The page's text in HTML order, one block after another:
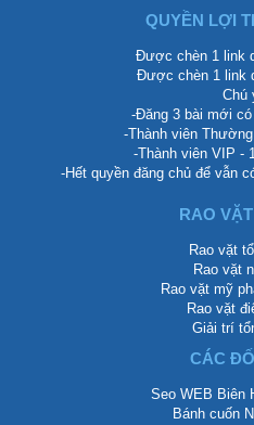
QUYỀN LỢI
Được chèn 1 link
Được chèn 1 link
Chú
-Đăng 3 bài mới
-Thành viên
-Thành viên VIP -
-Hết quyền đăng chủ để vẫn
RAO
Rao vặt
Rao vặt
Rao vặt mỹ
Rao vặt
Giải trí
CÁC
Seo WEB Biên
Bánh cuốn